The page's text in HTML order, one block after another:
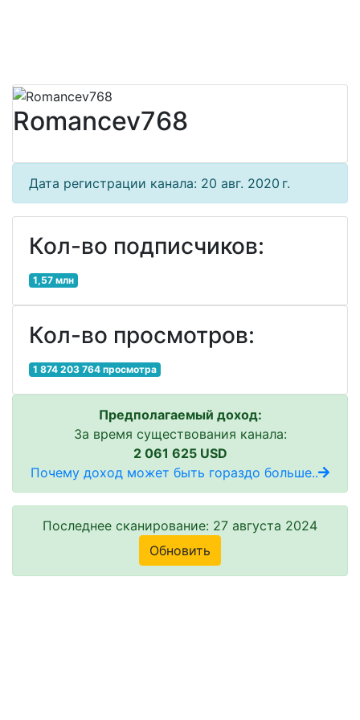
Romancev768
Дата регистрации канала: 20 авг. 2020 г.
Кол-во подписчиков:
1,57 млн
Кол-во просмотров:
1 874 203 764 просмотра
Предполагаемый доход:
За время существования канала:
2 061 625 USD
Почему доход может быть гораздо больше..
Последнее сканирование: 27 августа 2024
Обновить